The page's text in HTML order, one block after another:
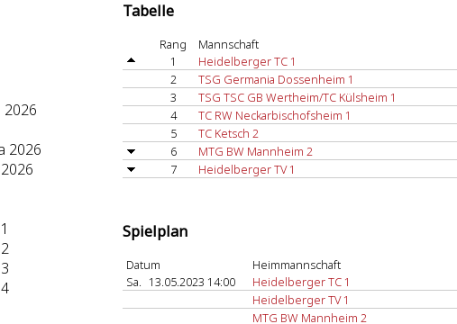
2026
2026
Tabelle
Rang Mannschaft
1
Heidelberger TC 1
2
TSG Germania Dossenheim 1
3
TSG TSC GB Wertheim/TC Külsheim 1
4
TC RW Neckarbischofsheim 1
5
TC Ketsch 2
6
MTG BW Mannheim 2
7
Heidelberger TV 1
Spielplan
Datum Heimmannschaft
Sa. 13.05.2023 14:00 Heidelberger TC 1
Heidelberger TV 1
MTG BW Mannheim 2